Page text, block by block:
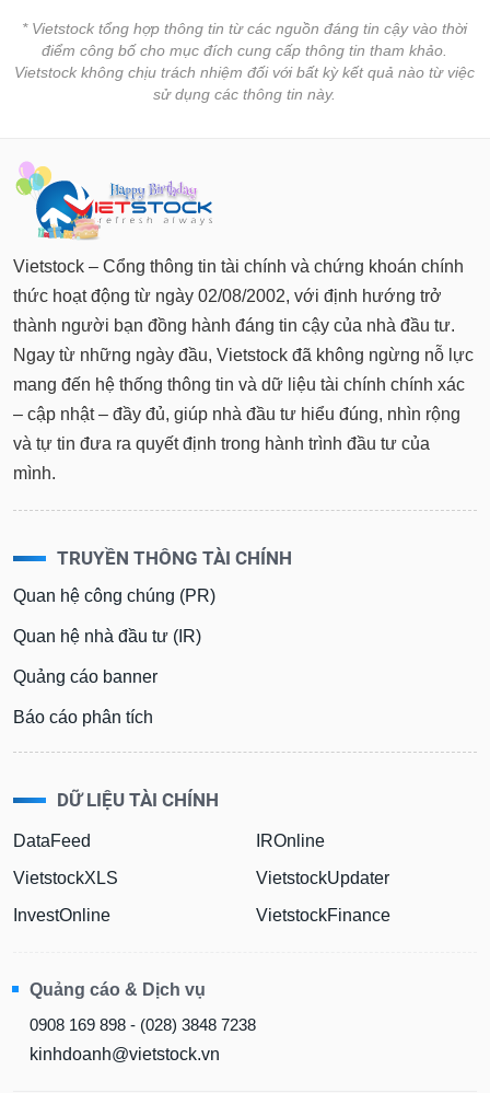
* Vietstock tổng hợp thông tin từ các nguồn đáng tin cậy vào thời
điểm công bố cho mục đích cung cấp thông tin tham khảo.
Vietstock không chịu trách nhiệm đối với bất kỳ kết quả nào từ việc
sử dụng các thông tin này.
Vietstock – Cổng thông tin tài chính và chứng khoán chính
thức hoạt động từ ngày 02/08/2002, với định hướng trở
thành người bạn đồng hành đáng tin cậy của nhà đầu tư.
Ngay từ những ngày đầu, Vietstock đã không ngừng nỗ lực
mang đến hệ thống thông tin và dữ liệu tài chính chính xác
– cập nhật – đầy đủ, giúp nhà đầu tư hiểu đúng, nhìn rộng
và tự tin đưa ra quyết định trong hành trình đầu tư của
mình.
TRUYỀN THÔNG TÀI CHÍNH
Quan hệ công chúng (PR)
Quan hệ nhà đầu tư (IR)
Quảng cáo banner
Báo cáo phân tích
DỮ LIỆU TÀI CHÍNH
DataFeed
VietstockXLS
InvestOnline
IROnline
VietstockUpdater
VietstockFinance
Quảng cáo & Dịch vụ
0908 169 898 - (028) 3848 7238
kinhdoanh@vietstock.vn